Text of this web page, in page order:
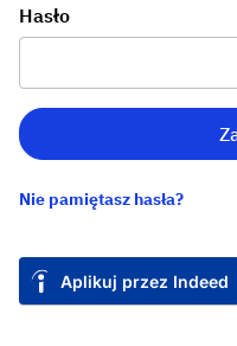
Hasło
Nie pamiętasz hasła?
Aplikuj przez Indeed